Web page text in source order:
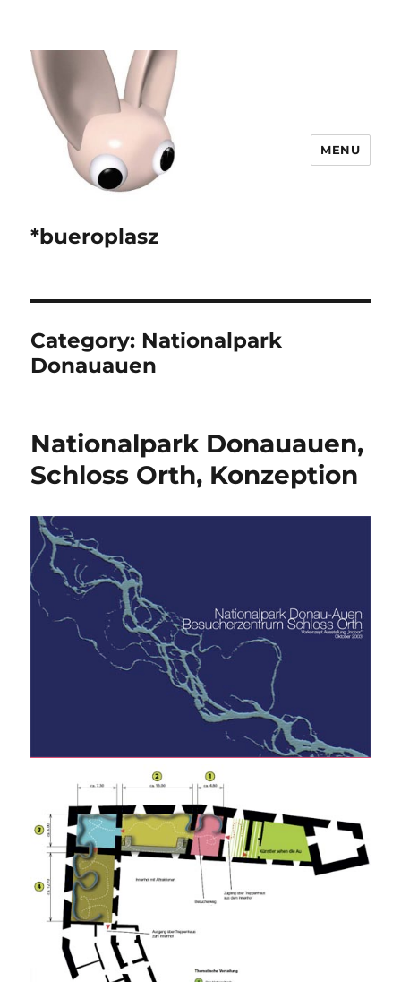
*bueroplasz
MENU
Category: Nationalpark
Donauauen
Nationalpark Donauauen,
Schloss Orth, Konzeption